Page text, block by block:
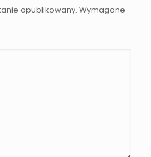
opublikowany. Wymagane